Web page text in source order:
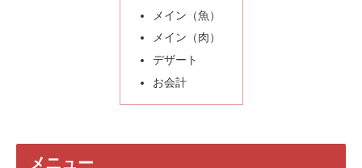
メイン（魚）
メイン（肉）
デザート
お会計
メニュー